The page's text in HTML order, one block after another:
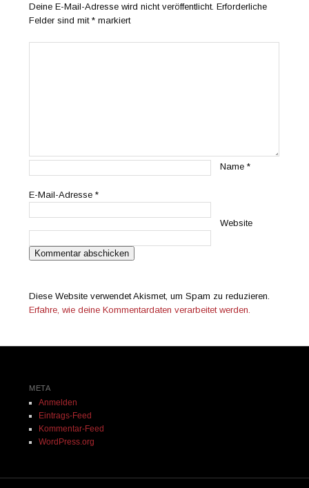
Deine E-Mail-Adresse wird nicht veröffentlicht. Erforderliche
Felder sind mit* markiert
Name*
E-Mail-Adresse*
Website
Diese Website verwendet Akismet, um Spam zu reduzieren.
Erfahre, wie deine Kommentardaten verarbeitet werden.
META
Anmelden
Eintrags-Feed
Kommentar-Feed
WordPress.org